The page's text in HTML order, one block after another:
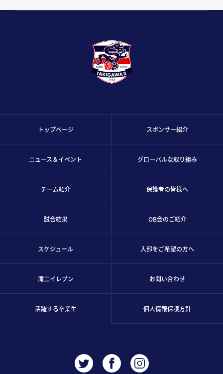
トップページ
ニュース＆イベント
チーム紹介
試合結果
スケジュール
滝二イレブン
活躍する卒業生
スポンサー紹介
グローバルな取り組み
保護者の皆様へ
OB会のご紹介
入部をご希望の方へ
お問い合わせ
個人情報保護方針